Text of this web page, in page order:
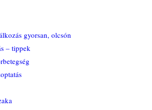
gyorsan, olcsón
– tippek